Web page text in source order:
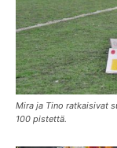
Mira ja Tino ratkaisivat
100 pistettä.